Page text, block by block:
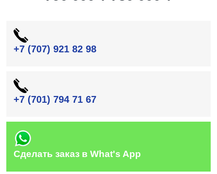
+7 (707) 921 82 98
+7 (701) 794 71 67
Сделать заказ в What's App